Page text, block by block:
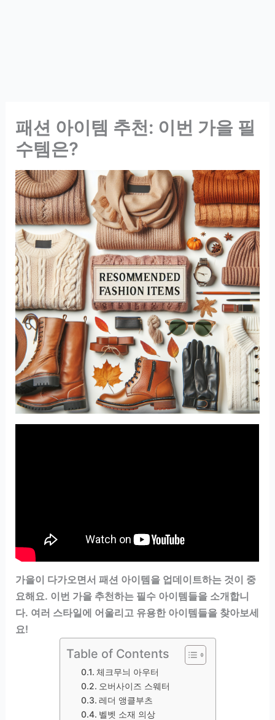
패션 아이템 추천: 이번 가을 필
수템은?
가을이 다가오면서 패션 아이템을 업데이트하는 것이 중
요해요. 이번 가을 추천하는 필수 아이템들을 소개합니
다. 여러 스타일에 어울리고 유용한 아이템들을 찾아보세
요!
Table of Contents
체크무늬 아우터
오버사이즈 스웨터
레더 앵클부츠
벨벳 소재 의상